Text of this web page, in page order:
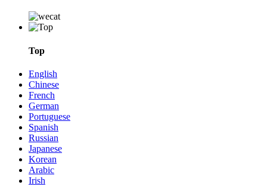
Top
English
Chinese
French
German
Portuguese
Spanish
Russian
Japanese
Korean
Arabic
Irish